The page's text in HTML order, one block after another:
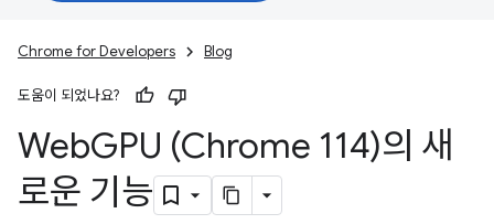
Chrome for Developers Blog
도움이 되었나요?
WebGPU (Chrome 114)의 새
로운 기능